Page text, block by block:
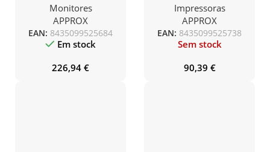
Monitores
APPROX
EAN: 8435099525684
Em stock
226,94 €
appPOS80AMUSE/
Térmica/ papel LARGO
80mm/ USB-RS232-
Ethernet/ Preta
Impressoras
APPROX
EAN: 8435099525738
Sem stock
90,39 €